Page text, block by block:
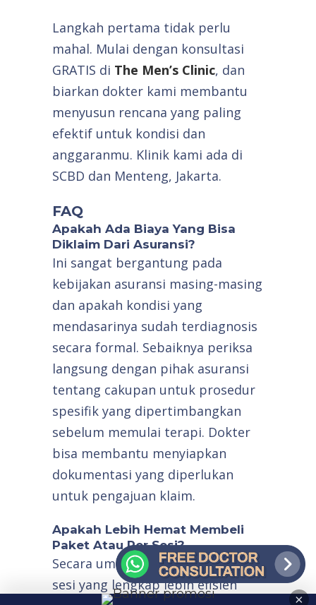
Langkah pertama tidak perlu
mahal. Mulai dengan konsultasi
GRATIS di The Men’s Clinic, dan
biarkan dokter kami membantu
menyusun rencana yang paling
efektif untuk kondisi dan
anggaranmu. Klinik kami ada di
SCBD dan Menteng, Jakarta.
FAQ
Apakah Ada Biaya Yang Bisa
Diklaim Dari Asuransi?
Ini sangat bergantung pada
kebijakan asuransi masing-masing
dan apakah kondisi yang
mendasarinya sudah terdiagnosis
secara formal. Sebaiknya periksa
langsung dengan pihak asuransi
tentang cakupan untuk prosedur
spesifik yang dipertimbangkan
sebelum memulai terapi. Dokter
bisa membantu menyiapkan
dokumentasi yang diperlukan
untuk pengajuan klaim.
Apakah Lebih Hemat Membeli
Paket Atau Per Sesi?
Secara umum, paket rangkaian
sesi yang lengkap lebih efisien
×